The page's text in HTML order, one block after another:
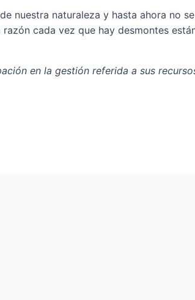
nuestra naturaleza y hasta ahora no se
cada vez que hay desmontes
en la gestión referida a sus